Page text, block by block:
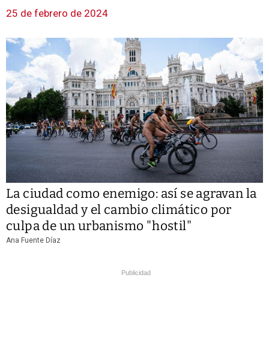
25 de febrero de 2024
La ciudad como enemigo: así se agravan la
desigualdad y el cambio climático por
culpa de un urbanismo "hostil"
Ana Fuente Díaz
Publicidad